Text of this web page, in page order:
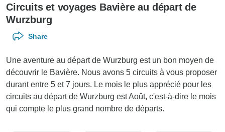
Circuits et voyages Bavière au départ de
Wurzburg
Share
Une aventure au départ de Wurzburg est un bon moyen de
découvrir le Bavière. Nous avons 5 circuits à vous proposer
durant entre 5 et 7 jours. Le mois le plus apprécié pour les
circuits au départ de Wurzburg est Août, c'est-à-dire le mois
qui compte le plus grand nombre de départs.